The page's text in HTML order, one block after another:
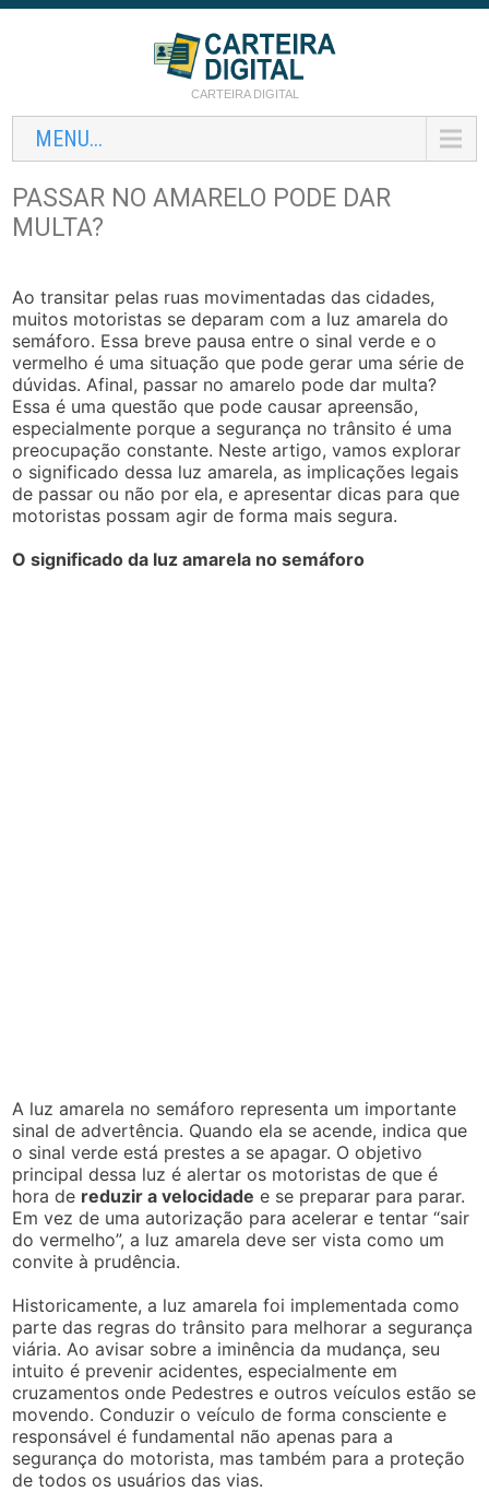
CARTEIRA DIGITAL
MENU...
PASSAR NO AMARELO PODE DAR
MULTA?
Ao transitar pelas ruas movimentadas das cidades,
muitos motoristas se deparam com a luz amarela do
semáforo. Essa breve pausa entre o sinal verde e o
vermelho é uma situação que pode gerar uma série de
dúvidas. Afinal, passar no amarelo pode dar multa?
Essa é uma questão que pode causar apreensão,
especialmente porque a segurança no trânsito é uma
preocupação constante. Neste artigo, vamos explorar
o significado dessa luz amarela, as implicações legais
de passar ou não por ela, e apresentar dicas para que
motoristas possam agir de forma mais segura.
O significado da luz amarela no semáforo
A luz amarela no semáforo representa um importante
sinal de advertência. Quando ela se acende, indica que
o sinal verde está prestes a se apagar. O objetivo
principal dessa luz é alertar os motoristas de que é
hora de reduzir a velocidade e se preparar para parar.
Em vez de uma autorização para acelerar e tentar “sair
do vermelho”, a luz amarela deve ser vista como um
convite à prudência.
Historicamente, a luz amarela foi implementada como
parte das regras do trânsito para melhorar a segurança
viária. Ao avisar sobre a iminência da mudança, seu
intuito é prevenir acidentes, especialmente em
cruzamentos onde Pedestres e outros veículos estão se
movendo. Conduzir o veículo de forma consciente e
responsável é fundamental não apenas para a
segurança do motorista, mas também para a proteção
de todos os usuários das vias.